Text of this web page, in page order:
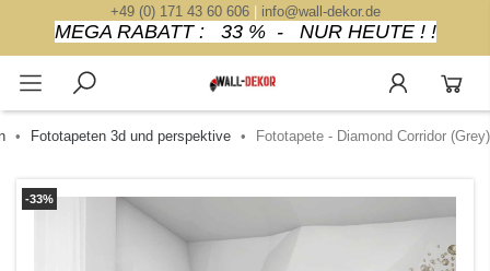
+49 (0) 171 43 60 606| info@wall-dekor.de
MEGA RABATT : 33 % - NUR HEUTE ! !
Fototapeten 3d und perspektive Fototapete - Diamond Corridor (Grey)
-33%